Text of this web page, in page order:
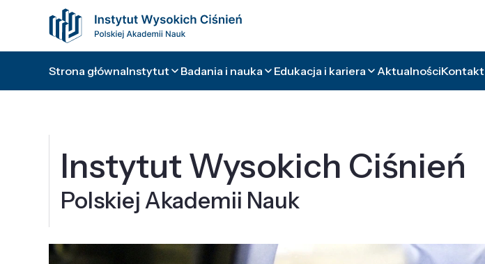
Strona głównaInstytut Badania i nauka Edukacja i kariera AktualnościKontakt
Instytut Wysokich Ciśnień
Polskiej Akademii Nauk